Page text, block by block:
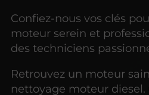
Confiez-nous vos clés
moteur serein et
des techniciens
Retrouvez un moteur
nettoyage moteur diesel.